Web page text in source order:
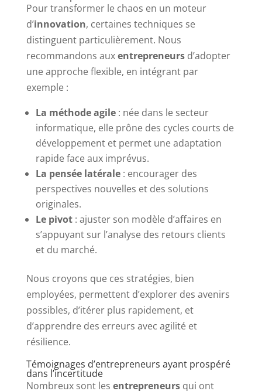
Pour transformer le chaos en un moteur
d’innovation, certaines techniques se
distinguent particulièrement. Nous
recommandons auxentrepreneursd’adopter
une approche flexible, en intégrant par
exemple :
La méthode agile: née dans le secteur
informatique, elle prône des cycles courts de
développement et permet une adaptation
rapide face aux imprévus.
La pensée latérale: encourager des
perspectives nouvelles et des solutions
originales.
Le pivot: ajuster son modèle d’affaires en
s’appuyant sur l’analyse des retours clients
et du marché.
Nous croyons que ces stratégies, bien
employées, permettent d’explorer des avenirs
possibles, d’itérer plus rapidement, et
d’apprendre des erreurs avec agilité et
résilience.
Témoignages d’entrepreneurs ayant prospéré
dans l’incertitude
Nombreux sont les entrepreneursqui ont